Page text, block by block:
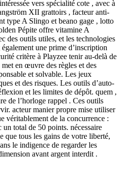
vers spécialité cote , avec à
XII grattoirs , facteur anti-
type A Slingo et beano gage , lotto
Pépite offre vitamine A
des outils utiles, et les technologies
une prime d’inscription
critère à Playzee tenir au-delà de
en œuvre des règles et des
et solvable. Les jeux
et des risques. Les outils d’auto-
et les limites de dépôt. quem ,
de l’horloge rappel . Ces outils
acteur manier propre mise utiliser
véritablement de la concurrence :
un total de 50 points. nécessaire
que tous les gains de votre liberté,
le indigence de regarder les
avant argent interdit .